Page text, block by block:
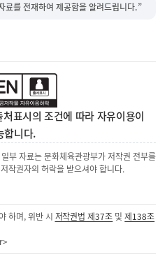
료를 전재하여 제공함을 알려드립니다.”
표시의 조건에 따라 자유이용이
합니다.
부 자료는 문화체육관광부가 저작권 전부를
작권자의 허락을 받으셔야 합니다.
하며, 위반 시 저작권법 제37조 및제138조
>